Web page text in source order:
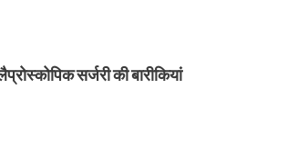
सर्जरी की बारीकियां